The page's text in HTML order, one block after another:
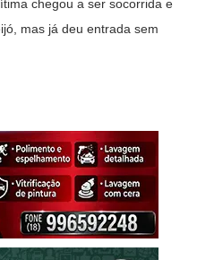
chegou a ser socorrida e
mas já deu entrada sem